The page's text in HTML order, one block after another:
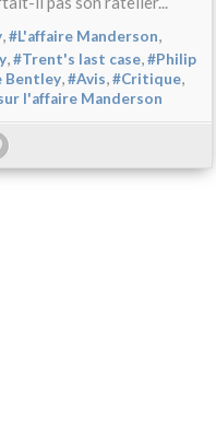
,#L'affaire Manderson,
,#Trent's last case,#Philip
Bentley,#Avis,#Critique,
l'affaire Manderson